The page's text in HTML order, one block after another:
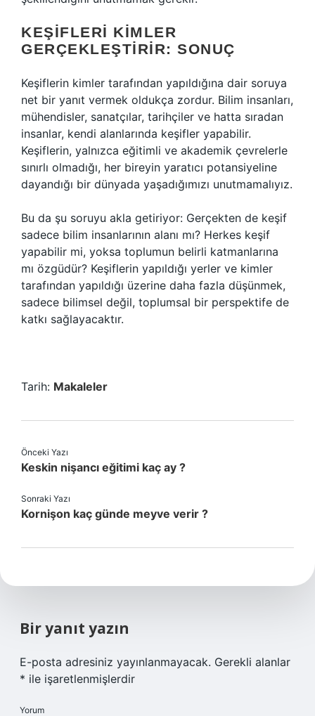
KEŞIFLERI KIMLER
GERÇEKLEŞTIRIR: SONUÇ
Keşiflerin kimler tarafından yapıldığına dair soruya
net bir yanıt vermek oldukça zordur. Bilim insanları,
mühendisler, sanatçılar, tarihçiler ve hatta sıradan
insanlar, kendi alanlarında keşifler yapabilir.
Keşiflerin, yalnızca eğitimli ve akademik çevrelerle
sınırlı olmadığı, her bireyin yaratıcı potansiyeline
dayandığı bir dünyada yaşadığımızı unutmamalıyız.
Bu da şu soruyu akla getiriyor: Gerçekten de keşif
sadece bilim insanlarının alanı mı? Herkes keşif
yapabilir mi, yoksa toplumun belirli katmanlarına
mı özgüdür? Keşiflerin yapıldığı yerler ve kimler
tarafından yapıldığı üzerine daha fazla düşünmek,
sadece bilimsel değil, toplumsal bir perspektife de
katkı sağlayacaktır.
Tarih: Makaleler
Önceki Yazı
Keskin nişancı eğitimi kaç ay ?
Sonraki Yazı
Kornişon kaç günde meyve verir ?
Bir yanıt yazın
E-posta adresiniz yayınlanmayacak. Gerekli alanlar
* ile işaretlenmişlerdir
Yorum